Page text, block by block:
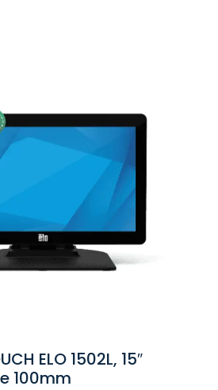
ELO 1502L, 15″
100mm